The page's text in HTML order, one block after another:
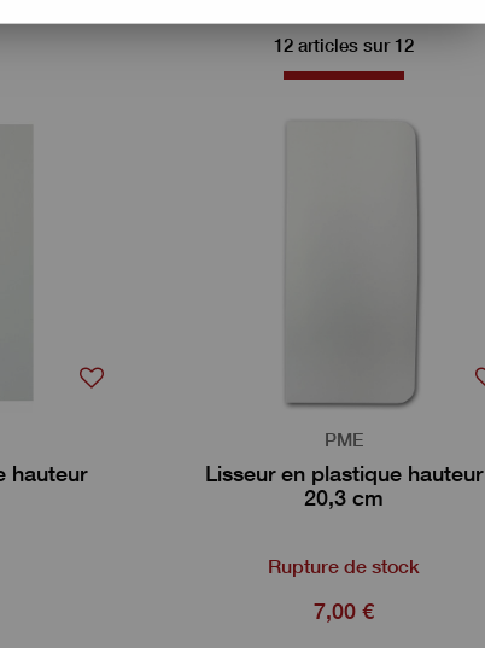
12 articles sur 12
hauteur
PME
Lisseur en plastique hauteur
20,3 cm
Rupture de stock
7,00 €